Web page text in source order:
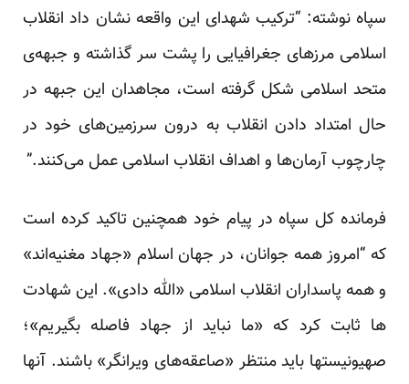
سپاه نوشته: “ترکیب شهدای این واقعه نشان داد انقلاب
اسلامی مرزهای جغرافیایی را پشت سر گذاشته و جبهه‌ی
متحد اسلامی شکل گرفته است، مجاهدان این جبهه در
حال امتداد دادن انقلاب به درون سرزمین‌های خود در
چارچوب آرمان‌ها و اهداف انقلاب اسلامی عمل می‌کنند.”
فرمانده کل سپاه در پیام خود همچنین تاکید کرده است
که “امروز همه جوانان، در جهان اسلام «جهاد مغنیه‌اند»
و همه پاسداران انقلاب اسلامی «الله دادی». این شهادت
ها ثابت کرد که «ما نباید از جهاد فاصله بگیریم»؛
صهیونیستها باید منتظر «صاعقه‌های ویرانگر» باشند. آنها